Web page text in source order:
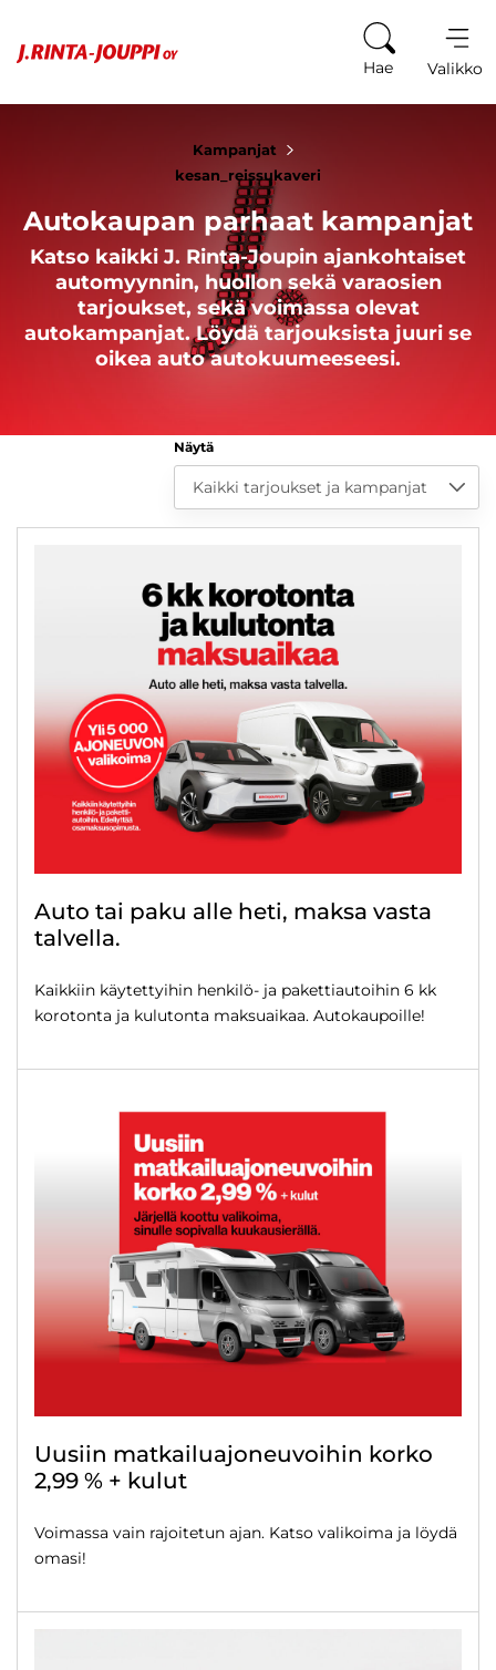
Hae Valikko
Kampanjat
kesan_reissukaveri
Autokaupan parhaat kampanjat
Katso kaikki J. Rinta-Joupin ajankohtaiset
automyynnin, huollon sekä varaosien
tarjoukset, sekä voimassa olevat
autokampanjat. Löydä tarjouksista juuri se
oikea auto autokuumeeseesi.
Näytä
Kaikki tarjoukset ja kampanjat
Auto tai paku alle heti, maksa vasta
talvella.
Kaikkiin käytettyihin henkilö- ja pakettiautoihin 6 kk
korotonta ja kulutonta maksuaikaa. Autokaupoille!
Uusiin matkailuajoneuvoihin korko
2,99 % + kulut
Voimassa vain rajoitetun ajan. Katso valikoima ja löydä
omasi!